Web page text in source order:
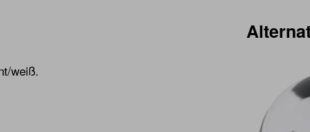
weiß.